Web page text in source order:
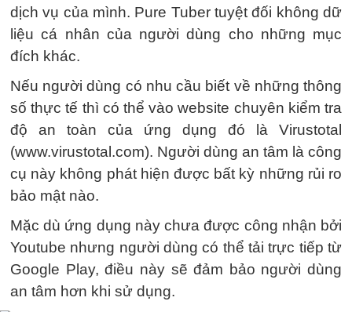
dịch vụ của mình. Pure Tuber tuyệt đối không dữ
liệu cá nhân của người dùng cho những mục
đích khác.
Nếu người dùng có nhu cầu biết về những thông
số thực tế thì có thể vào website chuyên kiểm tra
độ an toàn của ứng dụng đó là Virustotal
(www.virustotal.com). Người dùng an tâm là công
cụ này không phát hiện được bất kỳ những rủi ro
bảo mật nào.
Mặc dù ứng dụng này chưa được công nhận bởi
Youtube nhưng người dùng có thể tải trực tiếp từ
Google Play, điều này sẽ đảm bảo người dùng
an tâm hơn khi sử dụng.